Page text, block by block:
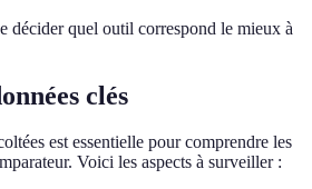
décider quel outil correspond le mieux à
clés
est essentielle pour comprendre les
Voici les aspects à surveiller :